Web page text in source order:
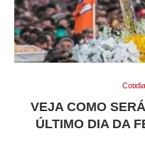
VEJA COMO
ÚLTIMO DIA DA